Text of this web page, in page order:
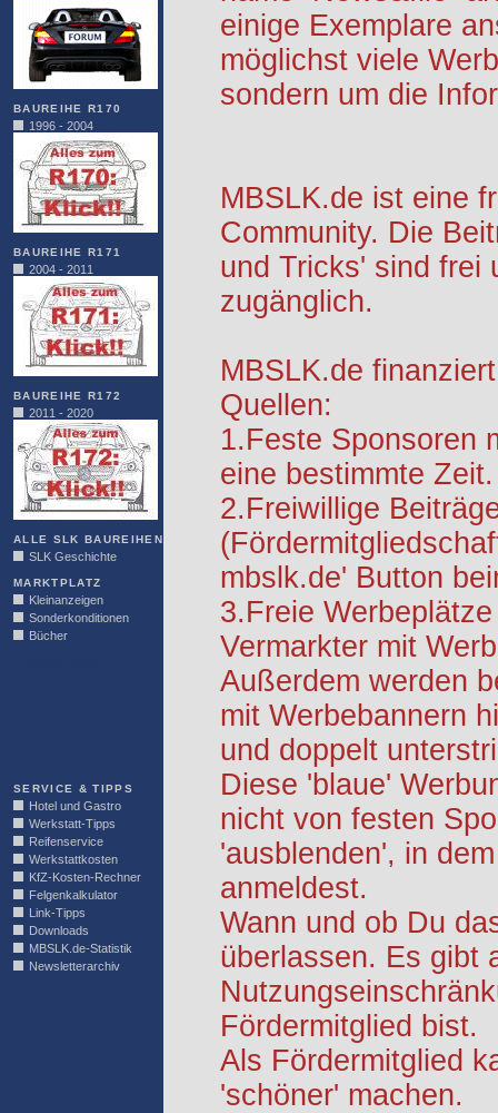
BAUREIHE R170
1996 - 2004
BAUREIHE R171
2004 - 2011
BAUREIHE R172
2011 - 2020
ALLE SLK BAUREIHEN
SLK Geschichte
MARKTPLATZ
Kleinanzeigen
Sonderkonditionen
Bücher
SERVICE & TIPPS
Hotel und Gastro
Werkstatt-Tipps
Reifenservice
Werkstattkosten
KfZ-Kosten-Rechner
Felgenkalkulator
Link-Tipps
Downloads
MBSLK.de-Statistik
Newsletterarchiv
einige Exemplare
möglichst viele
sondern um die
MBSLK.de ist eine
Community. Die
und Tricks' sind frei
zugänglich.
MBSLK.de
Quellen:
1.Feste Sponsoren
eine bestimmte Zeit.
2.Freiwillige
mbslk.de' Button
3.Freie
Vermarkter mit
Außerdem werden
mit Werbebannern
und doppelt
Diese 'blaue'
nicht von festen
'ausblenden', in
anmeldest.
Wann und ob Du
überlassen. Es gibt
Fördermitglied bist.
Als Fördermitglied
'schöner' machen.